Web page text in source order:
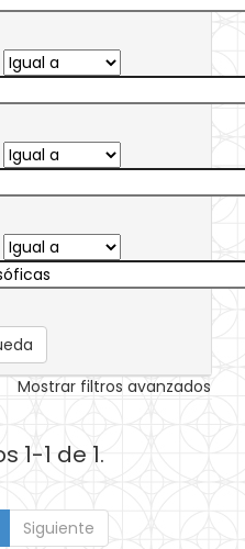
Mostrar filtros avanzados
1-1 de 1.
Siguiente